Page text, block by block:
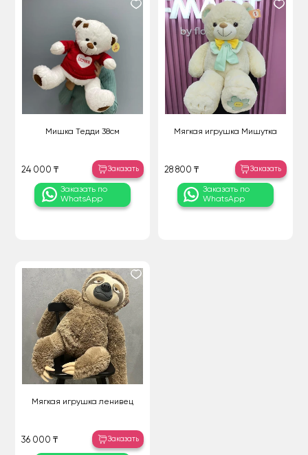
Мишка Тедди 38см
24 000 ₸ Заказать
Заказать по
WhatsApp
Мягкая игрушка Мишутка
28 800 ₸ Заказать
Заказать по
WhatsApp
Мягкая игрушка ленивец
36 000 ₸ Заказать